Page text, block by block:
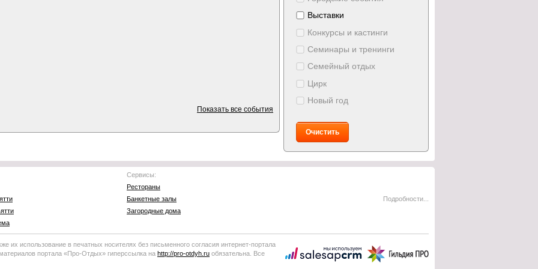
Показать все события
Выставки
Конкурсы и кастинги
Семинары и тренинги
Семейный отдых
Цирк
Новый год
Очистить
Сервисы:
Рестораны
Банкетные залы
Загородные дома
Подробности...
их использование в печатных носителях без письменного согласия интернет-портала
портала «Про-Отдых» гиперссылка на http://pro-otdyh .ru обязательна. Все